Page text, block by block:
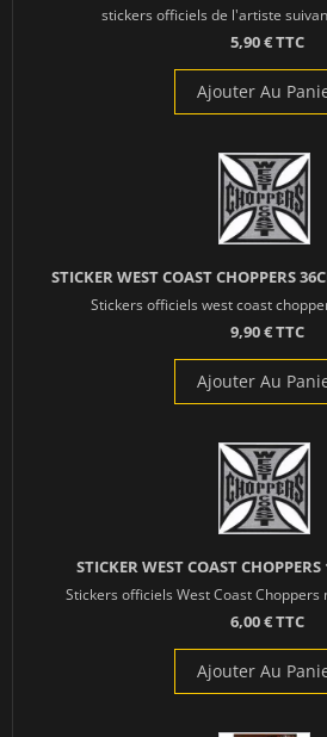
stickers officiels de l'artiste
5,90 € TTC
Ajouter Au
STICKER WEST COAST CHOPPERS
Stickers officiels west coast
9,90 € TTC
Ajouter Au
STICKER WEST COAST
Stickers officiels West Coast Choppers
6,00 € TTC
Ajouter Au